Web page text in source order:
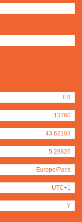
FR
13760
43.62103
5.29826
Europe/Paris
UTC+1
Y